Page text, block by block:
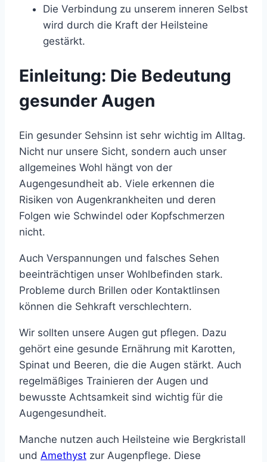
Die Verbindung zu unserem inneren Selbst
wird durch die Kraft der Heilsteine
gestärkt.
Einleitung: Die Bedeutung
gesunder Augen
Ein gesunder Sehsinn ist sehr wichtig im Alltag.
Nicht nur unsere Sicht, sondern auch unser
allgemeines Wohl hängt von der
Augengesundheit ab. Viele erkennen die
Risiken von Augenkrankheiten und deren
Folgen wie Schwindel oder Kopfschmerzen
nicht.
Auch Verspannungen und falsches Sehen
beeinträchtigen unser Wohlbefinden stark.
Probleme durch Brillen oder Kontaktlinsen
können die Sehkraft verschlechtern.
Wir sollten unsere Augen gut pflegen. Dazu
gehört eine gesunde Ernährung mit Karotten,
Spinat und Beeren, die die Augen stärkt. Auch
regelmäßiges Trainieren der Augen und
bewusste Achtsamkeit sind wichtig für die
Augengesundheit.
Manche nutzen auch Heilsteine wie Bergkristall
und Amethyst zur Augenpflege. Diese